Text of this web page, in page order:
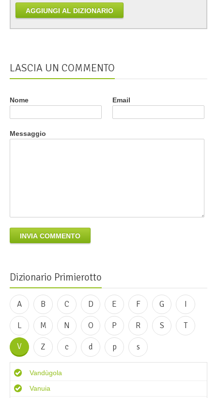
AGGIUNGI AL DIZIONARIO
LASCIA UN COMMENTO
Nome Email
Messaggio
INVIA COMMENTO
Dizionario Primierotto
A B C D E F G I
L M N O P R S T
V Z c d p s
Vandùgola
Vanuia